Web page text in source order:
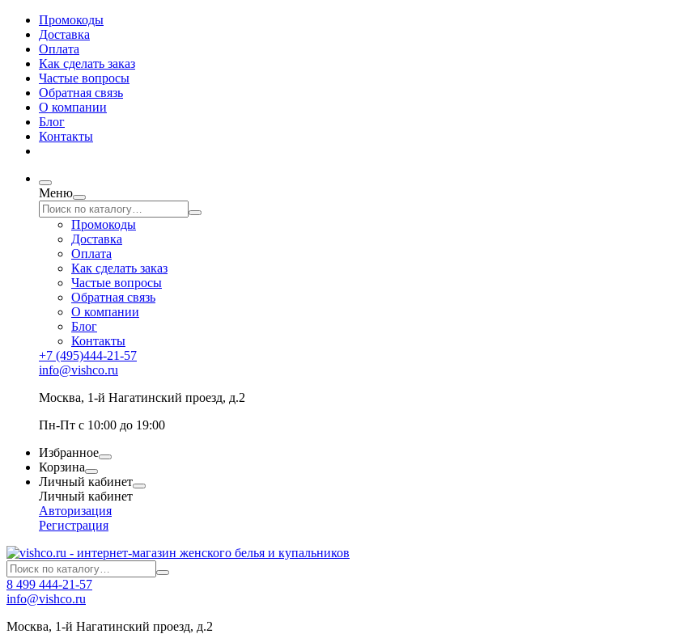
Промокоды
Доставка
Оплата
Как сделать заказ
Частые вопросы
Обратная связь
О компании
Блог
Контакты
Меню
Промокоды
Доставка
Оплата
Как сделать заказ
Частые вопросы
Обратная связь
О компании
Блог
Контакты
+7 (495)444-21-57
info@vishco.ru
Москва, 1-й Нагатинский проезд, д.2
Пн-Пт с 10:00 до 19:00
Избранное
Корзина
Личный кабинет
Личный кабинет
Авторизация
Регистрация
8 499 444-21-57
info@vishco.ru
Москва, 1-й Нагатинский проезд, д.2